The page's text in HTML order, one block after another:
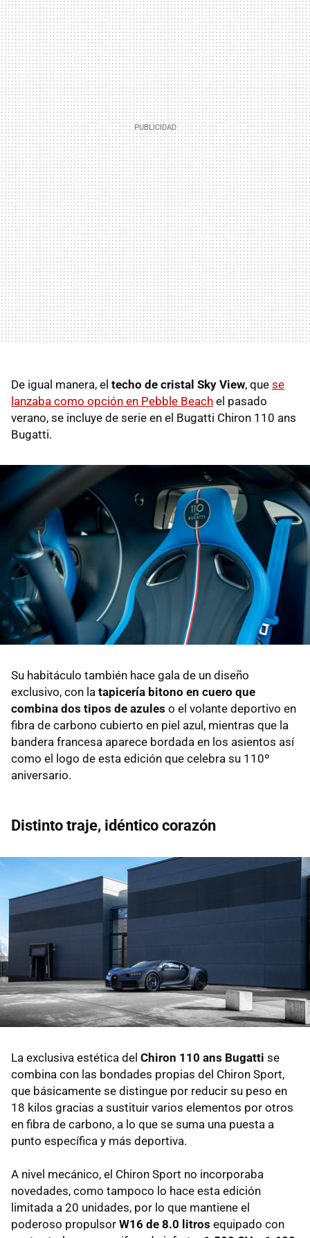
De igual manera, el techo de cristal Sky View, que se
lanzaba como opción en Pebble Beach el pasado
verano, se incluye de serie en el Bugatti Chiron 110 ans
Bugatti.
Su habitáculo también hace gala de un diseño
exclusivo, con la tapicería bitono en cuero que
combina dos tipos de azules o el volante deportivo en
fibra de carbono cubierto en piel azul, mientras que la
bandera francesa aparece bordada en los asientos así
como el logo de esta edición que celebra su 110º
aniversario.
Distinto traje, idéntico corazón
La exclusiva estética del Chiron 110 ans Bugatti se
combina con las bondades propias del Chiron Sport,
que básicamente se distingue por reducir su peso en
18 kilos gracias a sustituir varios elementos por otros
en fibra de carbono, a lo que se suma una puesta a
punto específica y más deportiva.
A nivel mecánico, el Chiron Sport no incorporaba
novedades, como tampoco lo hace esta edición
limitada a 20 unidades, por lo que mantiene el
poderoso propulsor W16 de 8.0 litros equipado con